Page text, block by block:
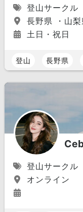
登山サークル
長野県 ・山
土日・祝日
登山 長野県
登山サークル
オンライン